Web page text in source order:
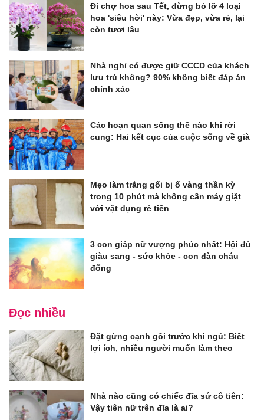
Đi chợ hoa sau Tết, đừng bỏ lỡ 4 loại
hoa 'siêu hời' này: Vừa đẹp, vừa rẻ, lại
còn tươi lâu
Nhà nghỉ có được giữ CCCD của khách
lưu trú không? 90% không biết đáp án
chính xác
Các hoạn quan sống thế nào khi rời
cung: Hai kết cục của cuộc sống về già
Mẹo làm trắng gối bị ố vàng thần kỳ
trong 10 phút mà không cần máy giặt
với vật dụng rẻ tiền
3 con giáp nữ vượng phúc nhất: Hội đủ
giàu sang - sức khỏe - con đàn cháu
đống
Đọc nhiều
Đặt gừng cạnh gối trước khi ngủ: Biết
lợi ích, nhiều người muốn làm theo
Nhà nào cũng có chiếc đĩa sứ cô tiên:
Vậy tiên nữ trên đĩa là ai?